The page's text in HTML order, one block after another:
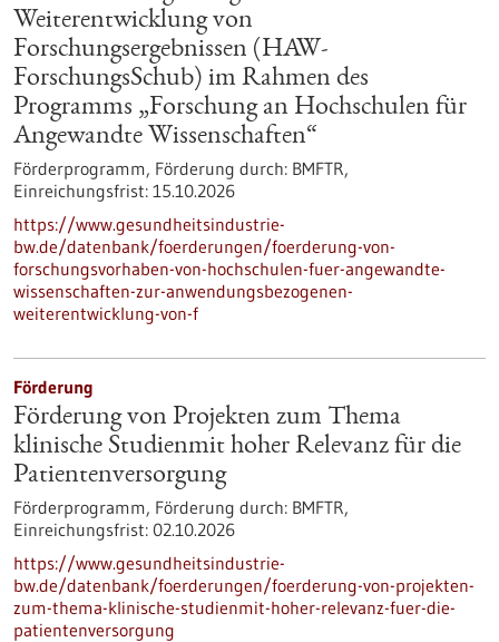
Weiterentwicklung von
Forschungsergebnissen (HAW-
ForschungsSchub) im Rahmen des
Programms „Forschung an Hochschulen für
Angewandte Wissenschaften“
Förderprogramm, Förderung durch: BMFTR,
Einreichungsfrist: 15.10.2026
https://www.gesundheitsindustrie-
bw.de/datenbank/foerderungen/foerderung-von-
forschungsvorhaben-von-hochschulen-fuer-angewandte-
wissenschaften-zur-anwendungsbezogenen-
weiterentwicklung-von-f
Förderung
Förderung von Projekten zum Thema
klinische Studienmit hoher Relevanz für die
Patientenversorgung
Förderprogramm, Förderung durch: BMFTR,
Einreichungsfrist: 02.10.2026
https://www.gesundheitsindustrie-
bw.de/datenbank/foerderungen/foerderung-von-projekten-
zum-thema-klinische-studienmit-hoher-relevanz-fuer-die-
patientenversorgung